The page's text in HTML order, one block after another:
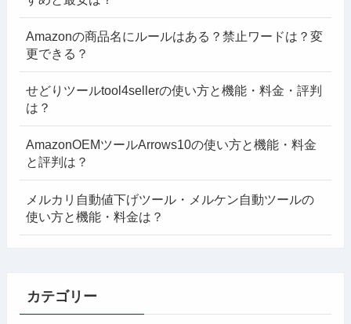
Amazonの商品名にルールはある？禁止ワードは？変
更できる？
せどりツールtool4sellerの使い方と機能・料金・評判
は？
AmazonOEMツールArrows10の使い方と機能・料金
と評判は？
メルカリ自動値下げツール・メルケン自動ツールの
使い方と機能・料金は？
カテゴリー